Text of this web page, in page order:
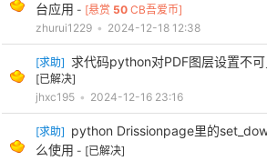
台应用 - [悬赏 50 CB吾爱币]
zhurui1229 • 2024-12-18 12:38
[求助] 求代码python对PDF图层设置不
[已解决]
jhxc195 • 2024-12-16 23:16
[求助] python Drissionpage里的
么使用 - [已解决]